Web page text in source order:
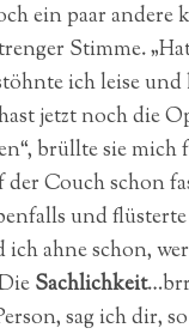
ein paar andere
Stimme.
ich leise
jetzt noch die
brüllte sie mich
der Couch schon
und
ahne schon,
Sachlichkeit
sag ich dir,